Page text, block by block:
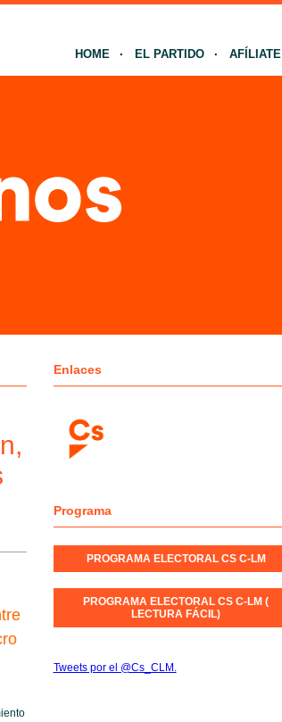
HOME EL PARTIDO AFÍLIATE
Enlaces
Programa
PROGRAMA ELECTORAL CS C-LM
PROGRAMA ELECTORAL CS C-LM (
LECTURA FÁCIL)
Tweets por el @Cs_CLM.